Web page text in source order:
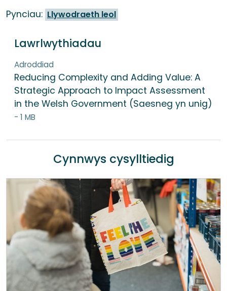
Pynciau: Llywodraeth leol
Lawrlwythiadau
Adroddiad
Reducing Complexity and Adding Value: A
Strategic Approach to Impact Assessment
in the Welsh Government (Saesneg yn unig)
- 1 MB
Cynnwys cysylltiedig